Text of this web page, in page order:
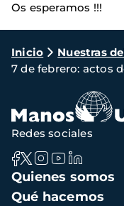
Os esperamos !!!
Ruta
de
navegación
Inicio Nuestras
7 de febrero: actos
Navegación
principal
Quienes somos
Qué hacemos
Redes sociales